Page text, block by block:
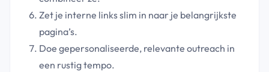
Zet je interne links slim in naar je belangrijkste
pagina’s.
Doe gepersonaliseerde, relevante outreach in
een rustig tempo.